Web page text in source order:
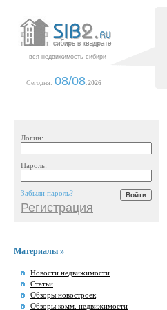
вся недвижимость сибири
Сегодня: 08/08 2026
Логин:
Пароль:
Забыли пароль?
Регистрация
Материалы »
Новости недвижимости
Статьи
Обзоры новостроек
Обзоры комм. недвижимости